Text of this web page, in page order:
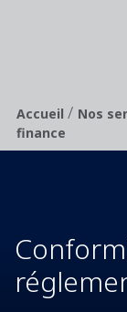
Breadcrumb
Accueil/ Nos
finance